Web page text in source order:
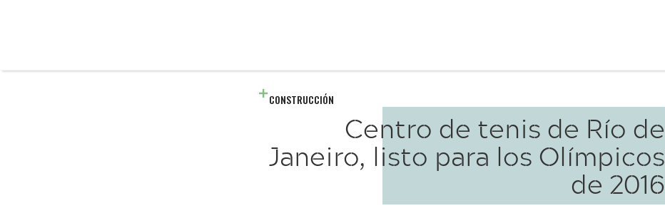
CONSTRUCCIÓN
Centro de tenis de Río de
Janeiro, listo para los Olímpicos
de 2016